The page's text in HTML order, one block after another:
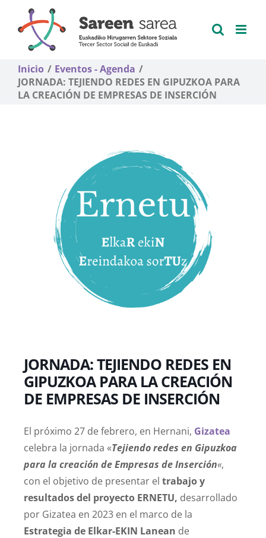
contenido
Inicio
Eventos - Agenda
JORNADA: TEJIENDO REDES EN GIPUZKOA PARA
LA CREACIÓN DE EMPRESAS DE INSERCIÓN
JORNADA: TEJIENDO REDES EN
GIPUZKOA PARA LA CREACIÓN
DE EMPRESAS DE INSERCIÓN
El próximo 27 de febrero, en Hernani, Gizatea
celebra la jornada «Tejiendo redes en Gipuzkoa
para la creación de Empresas de Inserción«,
con el objetivo de presentar el trabajo y
resultados del proyecto ERNETU, desarrollado
por Gizatea en 2023 en el marco de la
Estrategia de Elkar-EKIN Lanean de